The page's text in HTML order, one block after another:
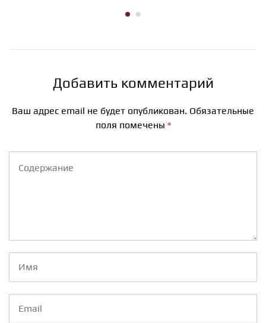
Добавить комментарий
Ваш адрес email не будет опубликован. Обязательные
поля помечены *